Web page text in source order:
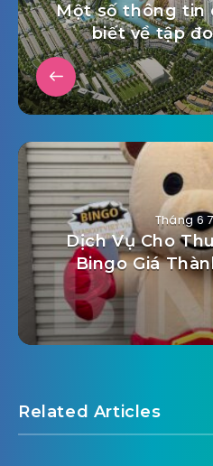
Một số thông tin
biết về tập
Tháng 6
Dịch Vụ Cho
Bingo Giá
Related Articles